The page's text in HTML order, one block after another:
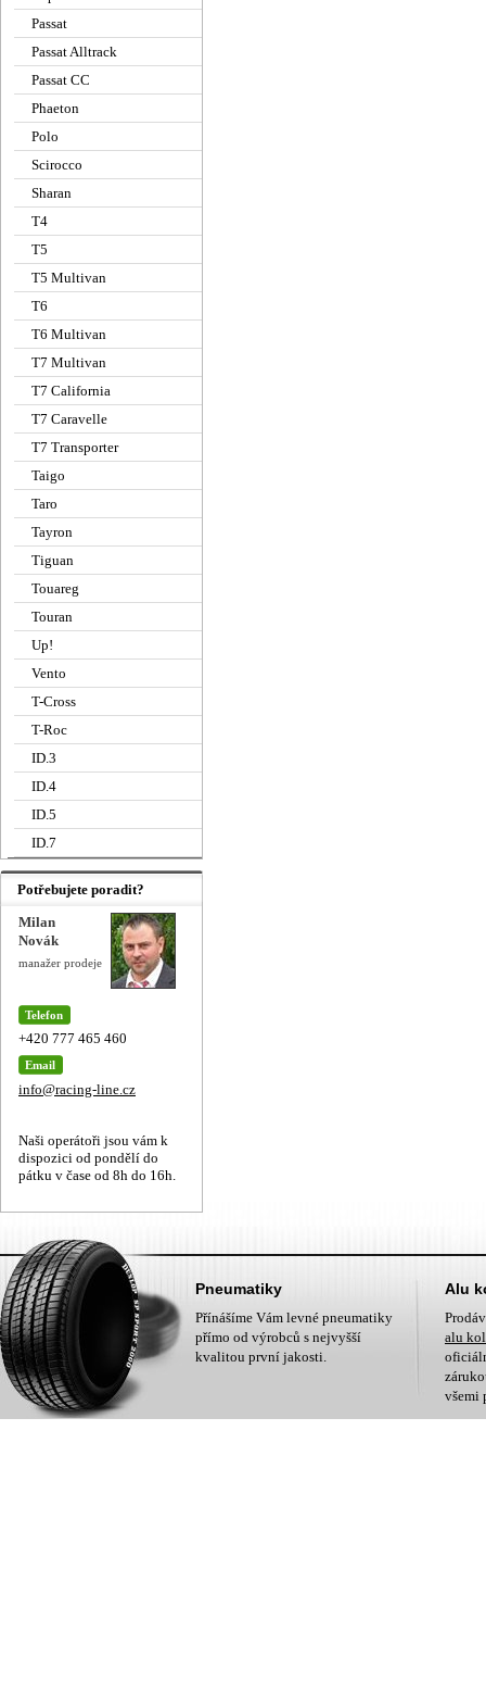
Passat
Passat Alltrack
Passat CC
Phaeton
Polo
Scirocco
Sharan
T4
T5
T5 Multivan
T6
T6 Multivan
T7 Multivan
T7 California
T7 Caravelle
T7 Transporter
Taigo
Taro
Tayron
Tiguan
Touareg
Touran
Up!
Vento
T-Cross
T-Roc
ID.3
ID.4
ID.5
ID.7
Potřebujete poradit?
Milan
Novák
manažer prodeje
Telefon
+420 777 465 460
Email
info@racing-line.cz
Naši operátoři jsou vám k
dispozici od pondělí do
pátku v čase od 8h do 16h.
Pneumatiky
Přínášíme Vám levné pneumatiky
přímo od výrobců s nejvyšší
kvalitou první jakosti.
Alu
alu
všemi